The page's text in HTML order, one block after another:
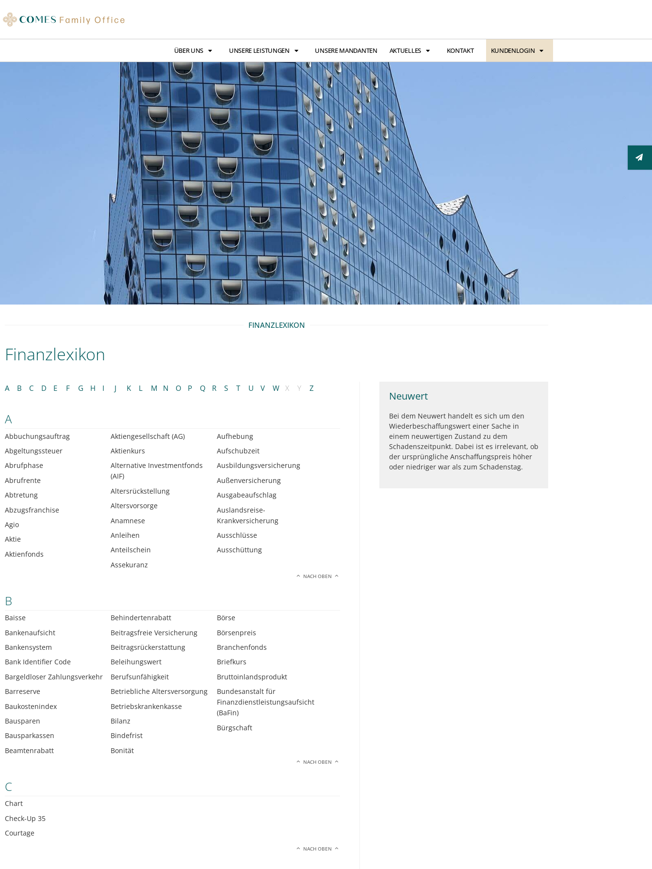
ÜBER UNS UNSERE LEISTUNGEN UNSERE MANDANTEN AKTUELLES KONTAKT KUNDENLOGIN
FINANZLEXIKON
Finanzlexikon
A B C D E F G H I J K L M N O P Q R S T U V W X Y Z
A
Abbuchungsauftrag
Abgeltungssteuer
Abrufphase
Abrufrente
Abtretung
Abzugsfranchise
Agio
Aktie
Aktienfonds
Aktiengesellschaft (AG)
Aktienkurs
Alternative Investmentfonds
(AIF)
Altersrückstellung
Altersvorsorge
Anamnese
Anleihen
Anteilschein
Assekuranz
Aufhebung
Aufschubzeit
Ausbildungsversicherung
Außenversicherung
Ausgabeaufschlag
Auslandsreise-
Krankversicherung
Ausschlüsse
Ausschüttung
NACH OBEN
B
Baisse
Bankenaufsicht
Bankensystem
Bank Identifier Code
Bargeldloser Zahlungsverkehr
Barreserve
Baukostenindex
Bausparen
Bausparkassen
Beamtenrabatt
Behindertenrabatt
Beitragsfreie Versicherung
Beitragsrückerstattung
Beleihungswert
Berufsunfähigkeit
Betriebliche Altersversorgung
Betriebskrankenkasse
Bilanz
Bindefrist
Bonität
Börse
Börsenpreis
Branchenfonds
Briefkurs
Bruttoinlandsprodukt
Bundesanstalt für
Finanzdienstleistungsaufsicht
(BaFin)
Bürgschaft
NACH OBEN
C
Chart
Check-Up 35
Courtage
NACH OBEN
Neuwert
Bei dem Neuwert handelt es sich um den
Wiederbeschaffungswert einer Sache in
einem neuwertigen Zustand zu dem
Schadenszeitpunkt. Dabei ist es irrelevant, ob
der ursprüngliche Anschaffungspreis höher
oder niedriger war als zum Schadenstag.